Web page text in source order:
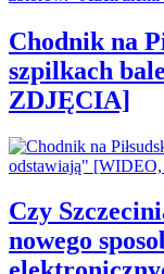
Chodnik na
szpilkach
ZDJĘCIA]
Czy
nowego